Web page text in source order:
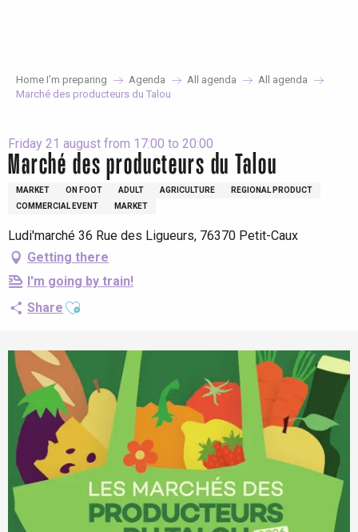
Home I’m preparing Agenda All agenda
All agenda
Marché des producteurs du Talou
Friday 21 august from 17:00 to 20:00
Marché des producteurs du Talou
MARKET ON FOOT ADULT AGRICULTURE
REGIONAL PRODUCT
COMMERCIAL EVENT
MARKET
Ludi'marché 36 Rue des Ligueurs, 76370 Petit-Caux
Getting there
I'm going by train!
Share Ajouter aux favoris